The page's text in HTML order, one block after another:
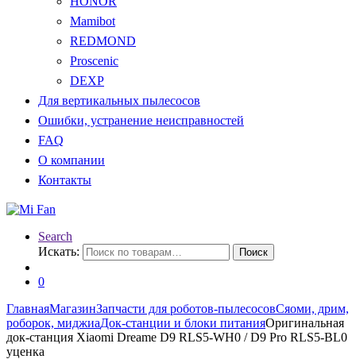
Mamibot
REDMOND
Proscenic
DEXP
Для вертикальных пылесосов
Ошибки, устранение неисправностей
FAQ
О компании
Контакты
Search
Искать:
Поиск
0
ГлавнаяМагазинЗапчасти для роботов-пылесосовСяоми, дрим,
роборок, миджиаДок-станции и блоки питанияОригинальная
док-станция Xiaomi Dreame D9 RLS5-WH0 / D9 Pro RLS5-BL0
уценка